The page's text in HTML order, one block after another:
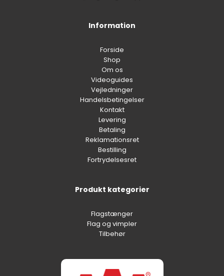
Information
Forside
Shop
Om os
Videoguides
Vejledninger
Handelsbetingelser
Kontakt
Levering
Betaling
Reklamationsret
Bestilling
Fortrydelsesret
Produkt kategorier
Flagstænger
Flag og vimpler
Tilbehør